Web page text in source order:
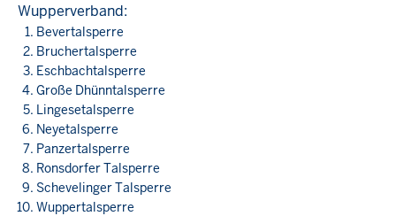
Wupperverband:
Bevertalsperre
Bruchertalsperre
Eschbachtalsperre
Große Dhünntalsperre
Lingesetalsperre
Neyetalsperre
Panzertalsperre
Ronsdorfer Talsperre
Schevelinger Talsperre
Wuppertalsperre